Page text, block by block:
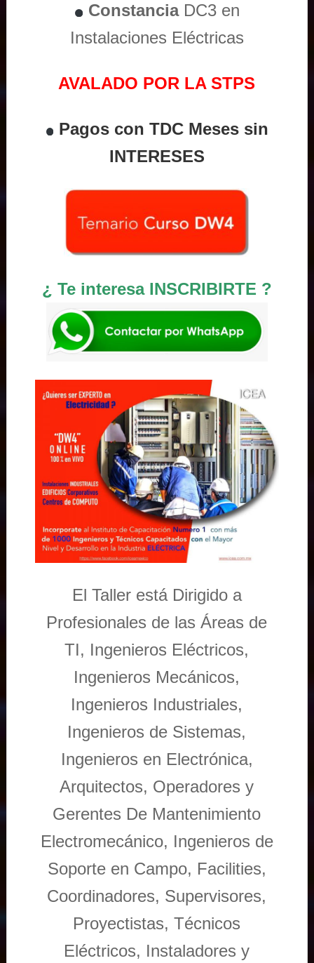
ConstanciaDC3 en
Instalaciones Eléctricas
AVALADO POR LA STPS
Pagos con TDC Meses sin
INTERESES
¿ Te interesa INSCRIBIRTE ?
El Taller está Dirigido a
Profesionales de las Áreas de
TI, Ingenieros Eléctricos,
Ingenieros Mecánicos,
Ingenieros Industriales,
Ingenieros de Sistemas,
Ingenieros en Electrónica,
Arquitectos, Operadores y
Gerentes De Mantenimiento
Electromecánico, Ingenieros de
Soporte en Campo, Facilities,
Coordinadores, Supervisores,
Proyectistas, Técnicos
Eléctricos, Instaladores y